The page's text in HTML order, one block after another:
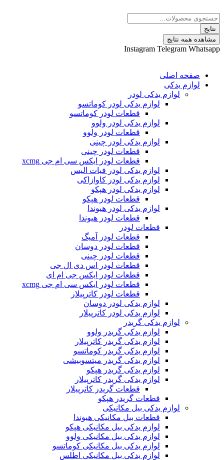
نتایج
Instagram Telegram
اصلی
یدکی
لوازم یدکی لودر
لوازم یدکی لودر کوماتسو
قطعات لودر کوماتسو
لوازم یدکی لودر ولوو
قطعات لودر ولوو
لوازم یدکی لودر چینی
قطعات لودر چینی
قطعات لودر ایکس سی ام جی xcmg
لوازم یدکی لودر فیات الیس
لوازم یدکی لودر کاوازاکی
لوازم یدکی لودر هپکو
قطعات لودر هپکو
لوازم یدکی لودر هیوندا
قطعات لودر هیوندا
قطعات لودر
قطعات لودر آمیگ
قطعات لودر دوسان
قطعات لودر چینی
قطعات لودر اس دی ال جی
قطعات لودر ایکس جی ام ای
قطعات لودر ایکس سی ام جی xcmg
قطعات لودر کاترپیلار
لوازم یدکی لودر دوسان
لوازم یدکی لودر کاترپیلار
لوازم یدکی گریدر
لوازم یدکی گریدر ولوو
لوازم یدکی گریدر کاترپیلار
لوازم یدکی گریدر کوماتسو
لوازم یدکی گریدر میتسوبیشی
لوازم یدکی گریدر هپکو
لوازم یدکی گریدر کاترپیلار
قطعات گریدر کاترپیلار
قطعات گریدر هپکو
لوازم یدکی بیل مکانیکی
قطعات بیل مکانیکی هیوندا
لوازم یدکی بیل مکانیکی هپکو
لوازم یدکی بیل مکانیکی ولوو
لوازم یدکی بیل مکانیکی کوماتسو
لوازم یدکی بیل مکانیکی اطلس